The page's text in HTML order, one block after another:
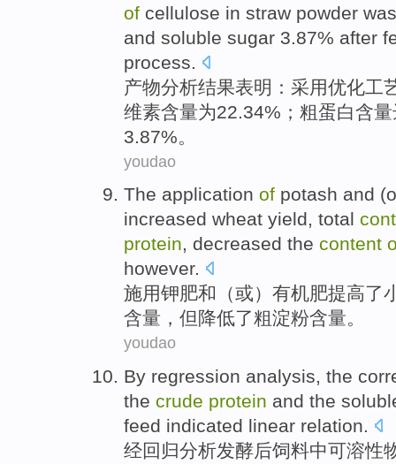
of cellulose in straw powder
and soluble sugar 3.87% after
process
产物分析结果表明： 采用优化工
维素含量为22.34%； 粗蛋白含量
3.87%。
youdao
The application of potash and (
increased wheat yield, total
protein, decreased the content
however.
施用钾肥和 （或） 有机肥提高了
含量 ， 但降低了粗淀粉含量。
youdao
By regression analysis, the
the crude protein and the
feed indicated linear relation.
经回归分析发酵后饲料中可溶性